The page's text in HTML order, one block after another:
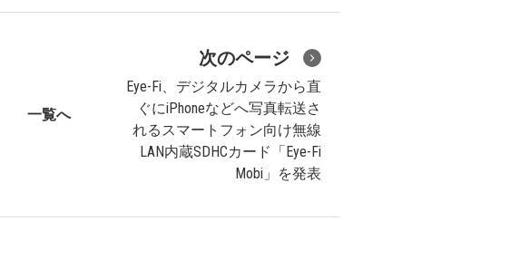
一覧へ
次のページ
Eye-Fi、デジタルカメラから直
ぐにiPhoneなどへ写真転送さ
れるスマートフォン向け無線
LAN内蔵SDHCカード「Eye-Fi
Mobi」を発表